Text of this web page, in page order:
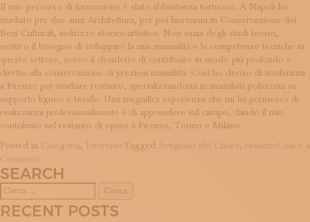
Il mio percorso di formazione è stato abbastanza tortuoso. A Napoli ho
studiato per due anni Architettura, per poi laurearmi in Conservazione dei
Beni Culturali, indirizzo storico-artistico. Non sazia degli studi teorici,
sentivo il bisogno di sviluppare la mia manualità e le competenze tecniche in
questo settore, avevo il desiderio di contribuire in modo più profondo e
diretto alla conservazione di preziosi manufatti. Così ho deciso di trasferirmi
a Firenze per studiare restauro, specializzandomi in manufatti policromi su
supporto ligneo e tessile. Una magnifica esperienza che mi ha permesso di
realizzarmi professionalmente e di apprendere sul campo, dando il mio
contributo nel restauro di opere a Firenze, Torino e Milano.
Posted in Categoria, Interviste Tagged Artigiano del Cuore , restauroLeave a
Comment
Carlotta
Corduas
SEARCH
per:
RECENT POSTS